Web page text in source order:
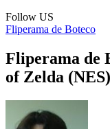
Follow US
Fliperama de Boteco
Fliperama de
of Zelda (NES)